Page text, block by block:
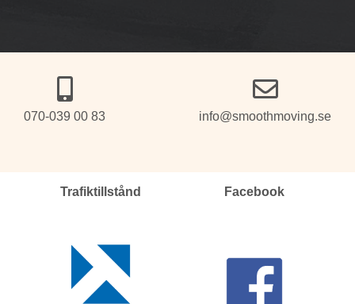
070-039 00 83 info@smoothmoving.se
Trafiktillstånd Facebook